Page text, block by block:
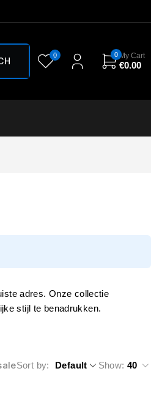
0 0 My Cart
€0.00
adres. Onze collectie
stijl te benadrukken.
Sort by Default Show: 40